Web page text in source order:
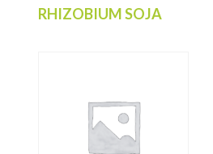
RHIZOBIUM SOJA